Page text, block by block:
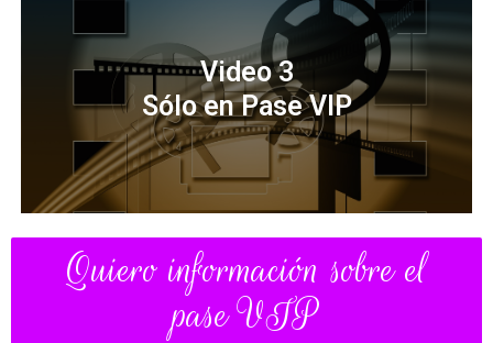
Video 3
Sólo en Pase VIP
Quiero información sobre el
pase VIP